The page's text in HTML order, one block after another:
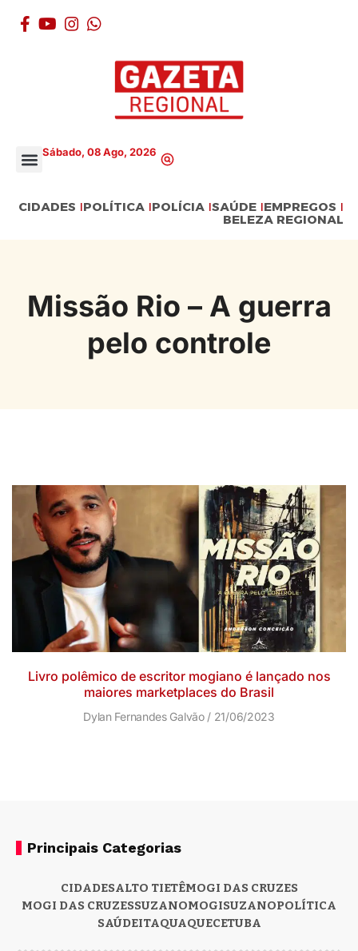
Sábado, 08 Ago, 2026
CIDADES POLÍTICA POLÍCIA SAÚDE EMPREGOS
BELEZA REGIONAL
Missão Rio – A guerra
pelo controle
Livro polêmico de escritor mogiano é lançado nos
maiores marketplaces do Brasil
Dylan Fernandes Galvão 21/06/2023
Principais Categorias
CIDADESALTO TIETÊMOGI DAS CRUZES
MOGI DAS CRUZESSUZANOMOGISUZANOPOLÍTICA
SAÚDEITAQUAQUECETUBA